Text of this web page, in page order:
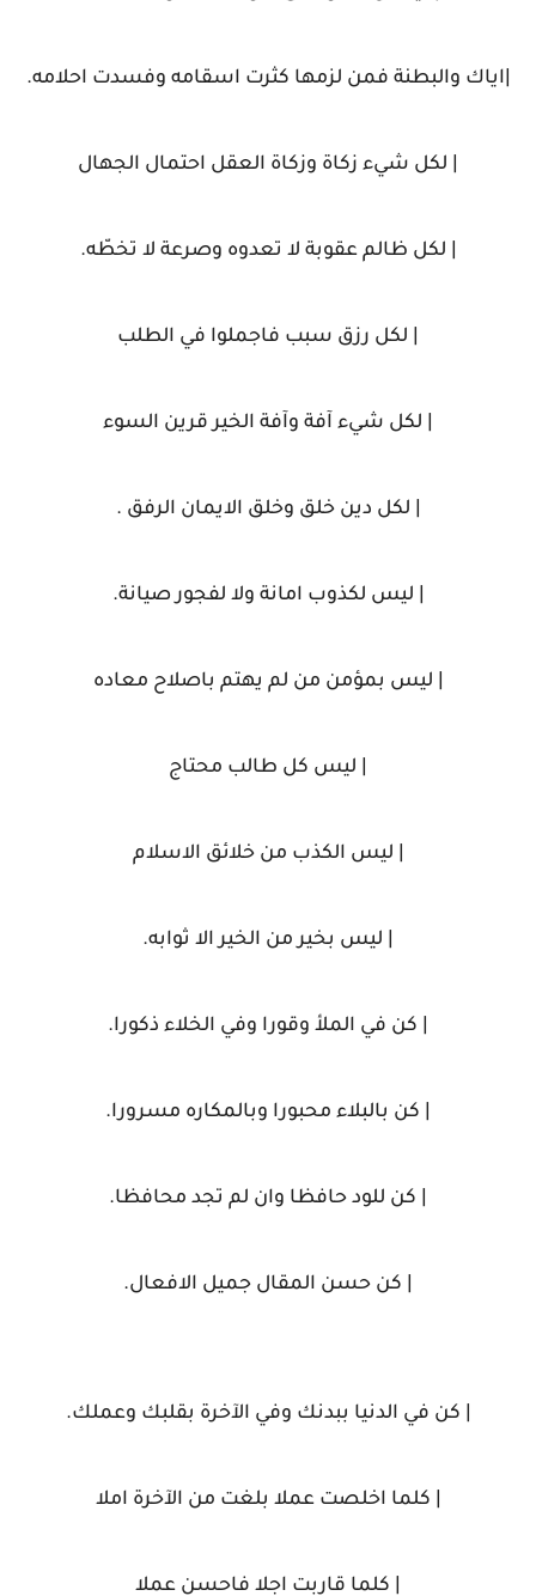
|اياك والبطنة فمن لزمها كثرت اسقامه وفسدت احلامه.
| لكل شيء زكاة وزكاة العقل احتمال الجهال
| لكل ظالم عقوبة لا تعدوه وصرعة لا تخطّه.
| لكل رزق سبب فاجملوا في الطلب
| لكل شيء آفة وآفة الخير قرين السوء
| لكل دين خلق وخلق الايمان الرفق .
| ليس لكذوب امانة ولا لفجور صيانة.
| ليس بمؤمن من لم يهتم باصلاح معاده
| ليس كل طالب محتاج
| ليس الكذب من خلائق الاسلام
| ليس بخير من الخير الا ثوابه.
| كن في الملأ وقورا وفي الخلاء ذكورا.
| كن بالبلاء محبورا وبالمكاره مسرورا.
| كن للود حافظا وان لم تجد محافظا.
| كن حسن المقال جميل الافعال.
| كن في الدنيا ببدنك وفي الآخرة بقلبك وعملك.
| كلما اخلصت عملا بلغت من الآخرة املا
| كلما قاربت اجلا فاحسن عملا